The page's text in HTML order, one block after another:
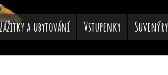
Zážitky a ubytování Vstupenky Suvenýry
Co potřebujete najít?